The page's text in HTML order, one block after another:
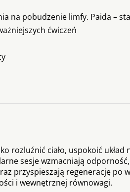
na pobudzenie limfy. Paida –
ćwiczeń
rozluźnić ciało, uspokoić układ
sesje wzmacniają odporność,
przyspieszają regenerację po
i wewnętrznej równowagi.